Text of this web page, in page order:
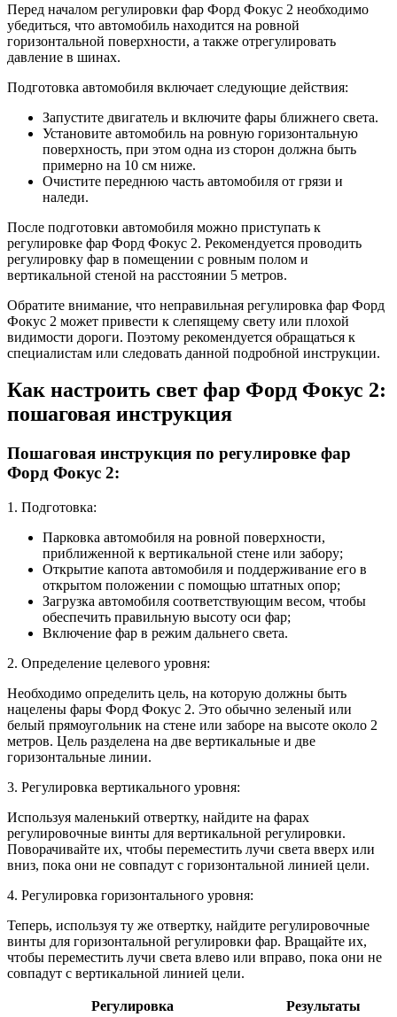
Перед началом регулировки фар Форд Фокус 2 необходимо
убедиться, что автомобиль находится на ровной
горизонтальной поверхности, а также отрегулировать
давление в шинах.
Подготовка автомобиля включает следующие действия:
Запустите двигатель и включите фары ближнего света.
Установите автомобиль на ровную горизонтальную
поверхность, при этом одна из сторон должна быть
примерно на 10 см ниже.
Очистите переднюю часть автомобиля от грязи и
наледи.
После подготовки автомобиля можно приступать к
регулировке фар Форд Фокус 2. Рекомендуется проводить
регулировку фар в помещении с ровным полом и
вертикальной стеной на расстоянии 5 метров.
Обратите внимание, что неправильная регулировка фар Форд
Фокус 2 может привести к слепящему свету или плохой
видимости дороги. Поэтому рекомендуется обращаться к
специалистам или следовать данной подробной инструкции.
Как настроить свет фар Форд Фокус 2:
пошаговая инструкция
Пошаговая инструкция по регулировке фар
Форд Фокус 2:
1. Подготовка:
Парковка автомобиля на ровной поверхности,
приближенной к вертикальной стене или забору;
Открытие капота автомобиля и поддерживание его в
открытом положении с помощью штатных опор;
Загрузка автомобиля соответствующим весом, чтобы
обеспечить правильную высоту оси фар;
Включение фар в режим дальнего света.
2. Определение целевого уровня:
Необходимо определить цель, на которую должны быть
нацелены фары Форд Фокус 2. Это обычно зеленый или
белый прямоугольник на стене или заборе на высоте около 2
метров. Цель разделена на две вертикальные и две
горизонтальные линии.
3. Регулировка вертикального уровня:
Используя маленький отвертку, найдите на фарах
регулировочные винты для вертикальной регулировки.
Поворачивайте их, чтобы переместить лучи света вверх или
вниз, пока они не совпадут с горизонтальной линией цели.
4. Регулировка горизонтального уровня:
Теперь, используя ту же отвертку, найдите регулировочные
винты для горизонтальной регулировки фар. Вращайте их,
чтобы переместить лучи света влево или вправо, пока они не
совпадут с вертикальной линией цели.
Регулировка
Результаты